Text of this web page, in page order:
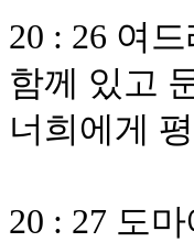
20 : 26 여
함께 있고
너희에게
20 : 27 도